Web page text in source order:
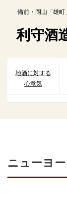
備前・岡山「雄
利守酒
地酒に対する
心意気
ニューヨ